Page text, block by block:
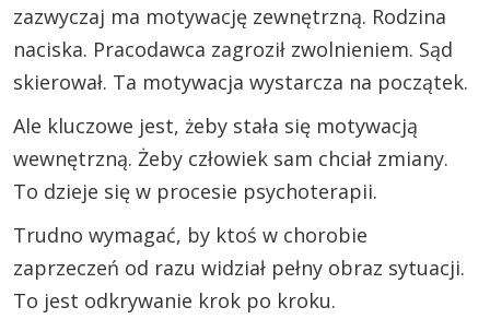
zazwyczaj ma motywację zewnętrzną. Rodzina
naciska. Pracodawca zagroził zwolnieniem. Sąd
skierował. Ta motywacja wystarcza na początek.
Ale kluczowe jest, żeby stała się motywacją
wewnętrzną. Żeby człowiek sam chciał zmiany.
To dzieje się w procesie psychoterapii.
Trudno wymagać, by ktoś w chorobie
zaprzeczeń od razu widział pełny obraz sytuacji.
To jest odkrywanie krok po kroku.